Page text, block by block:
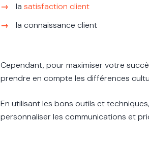
la satisfaction client
la connaissance client
Cependant, pour maximiser votre
prendre en compte les différences
En utilisant les bons outils et
personnaliser les communications et